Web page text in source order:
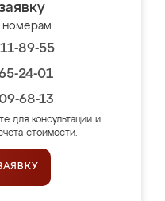
номерам
89-55
24-01
68-13
для консультации и
стоимости.